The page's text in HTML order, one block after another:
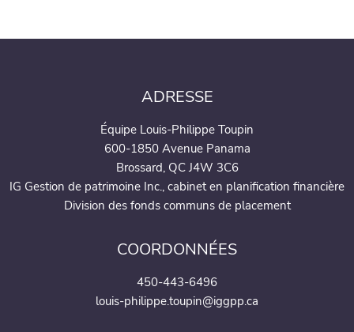
ADRESSE
Équipe Louis-Philippe Toupin
600-1850 Avenue Panama
Brossard, QC J4W 3C6
IG Gestion de patrimoine Inc., cabinet en planification financière
Division des fonds communs de placement
COORDONNÉES
450-443-6496
louis-philippe.toupin@iggpp.ca